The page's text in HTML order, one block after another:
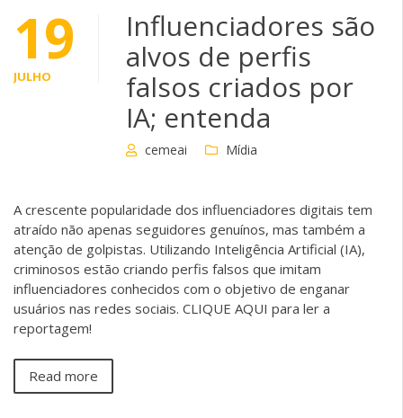
19
JULHO
Influenciadores são
alvos de perfis
falsos criados por
IA; entenda
cemeai Mídia
A crescente popularidade dos influenciadores digitais tem
atraído não apenas seguidores genuínos, mas também a
atenção de golpistas. Utilizando Inteligência Artificial (IA),
criminosos estão criando perfis falsos que imitam
influenciadores conhecidos com o objetivo de enganar
usuários nas redes sociais. CLIQUE AQUI para ler a
reportagem!
Read more